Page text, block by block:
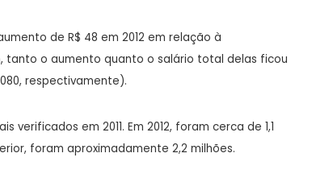
de R$ 48 em 2012 em relação à
tanto o aumento quanto o salário total delas ficou
respectivamente).
em 2011. Em 2012, foram cerca de 1,1
foram aproximadamente 2,2 milhões.